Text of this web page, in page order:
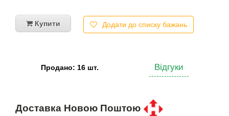
Купити Додати до списку бажань
Продано: 16 шт. Відгуки
Доставка Новою Поштою